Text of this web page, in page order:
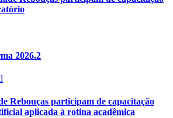
2026.2
Rebouças participam de capacitação
aplicada à rotina acadêmica